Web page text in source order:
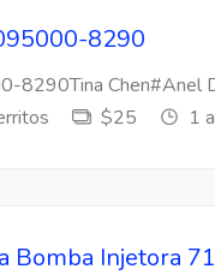
8290
8290Tina Chen#Anel
$25 1
Bomba Injetora